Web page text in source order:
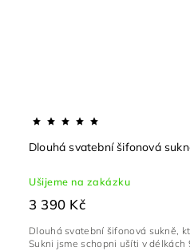
Dlouhá svatební šifonová
Ušijeme na zakázku
3 390 Kč
Dlouhá svatební šifonová sukně,
Sukni jsme schopni ušíti v délkách